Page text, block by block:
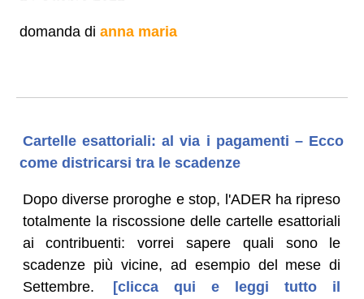
domanda di anna maria
Cartelle esattoriali: al via i pagamenti – Ecco
come districarsi tra le scadenze
Dopo diverse proroghe e stop, l'ADER ha ripreso
totalmente la riscossione delle cartelle esattoriali
ai contribuenti: vorrei sapere quali sono le
scadenze più vicine, ad esempio del mese di
Settembre.
[clicca qui e leggi tutto il